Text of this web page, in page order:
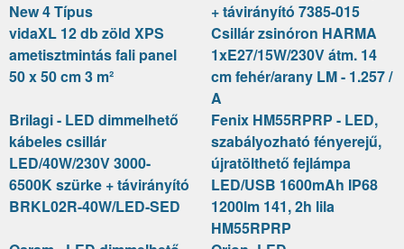
New 4 Típus
+ távirányító 7385-015
vidaXL 12 db zöld XPS
ametisztmintás fali panel
50 x 50 cm 3 m²
Csillár zsinóron HARMA
1xE27/15W/230V átm. 14
cm fehér/arany LM - 1.257 /
A
Brilagi - LED dimmelhető
kábeles csillár
LED/40W/230V 3000-
6500K szürke + távirányító
BRKL02R-40W/LED-SED
Fenix HM55RPRP - LED,
szabályozható fényerejű,
újratölthető fejlámpa
LED/USB 1600mAh IP68
1200lm 141, 2h lila
HM55RPRP